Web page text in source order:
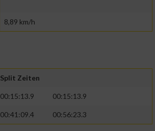
8,89 km/h
Split Zeiten
00:15:13.9 00:15:13.9
00:41:09.4 00:56:23.3